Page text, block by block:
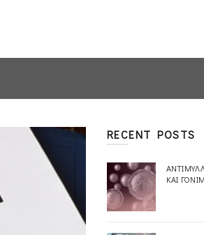
RECENT POSTS
ΚΑΙ